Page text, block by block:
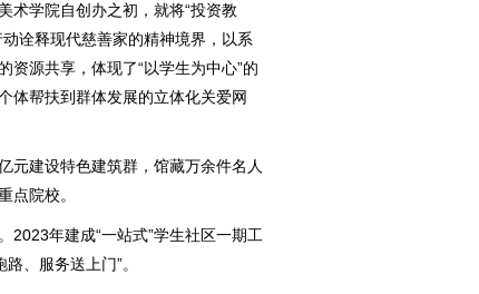
术学院自创办之初，就将“投资教
诠释现代慈善家的精神境界，以系
资源共享，体现了“以学生为中心”的
体帮扶到群体发展的立体化关爱网
元建设特色建筑群，馆藏万余件名人
点院校。
2023年建成“一站式”学生社区一期工
、服务送上门”。